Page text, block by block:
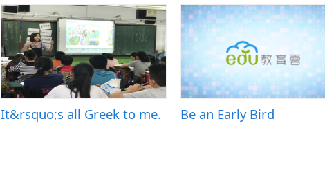
It&rsquo;s all Greek to me. Be an Early Bird